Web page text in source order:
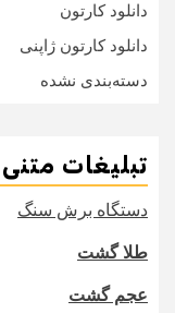
دانلود کارتون
دانلود کارتون ژاپنی
دسته‌بندی نشده
تبلیغات متنی
دستگاه برش سنگ
طلا گشت
عجم گشت